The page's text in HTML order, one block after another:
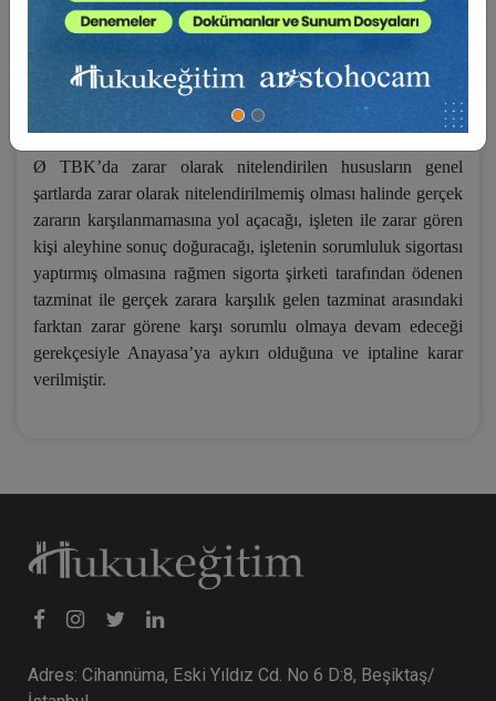
teminat altına alması gereken tazminat sorumluluğunun
kapsamının farklılaşacağı, sigorta şirketinin işletenin sorumlu
olduğu tazminatı aşan miktarda sorumlu olabileceği, bu
durumun sigorta şirketi tarafından fakirleşmeye, zarar görenin
sebepsiz zenginleşmesine yol açabileceği,
ØTBK’da zarar olarak nitelendirilen hususların genel
şartlarda zarar olarak nitelendirilmemiş olması halinde gerçek
zararın karşılanmamasına yol açacağı, işleten ile zarar gören
kişi aleyhine sonuç doğuracağı, işletenin sorumluluk sigortası
yaptırmış olmasına rağmen sigorta şirketi tarafından ödenen
tazminat ile gerçek zarara karşılık gelen tazminat arasındaki
farktan zarar görene karşı sorumlu olmaya devam edeceği
gerekçesiyle Anayasa’ya aykırı olduğuna ve iptaline karar
verilmiştir.
Adres: Cihannüma, Eski Yıldız Cd. No 6 D:8, Beşiktaş/